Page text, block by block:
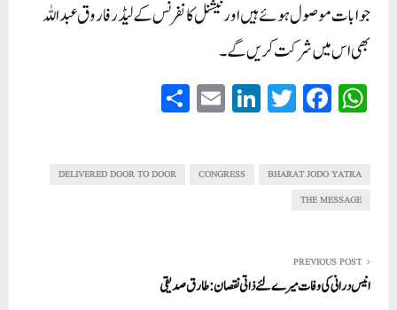
جوابات موصول ہوئے ہیں اور نیشنل کانفرنس کے لیڈر فاروق عبداللہ
بھی اس میں شرکت کریں گے ۔
W
ha
A
pp
Fa
ce
ok
T
wi
Li
nk
In
E
m
BHARAT JODO YATRA
CONGRESS
DELIVERED DOOR TO DOOR
THE MESSAGE
PREVIOUS POST
انیس درانی کی وفات میرے لئے ذاتی نقصان: طارق صدیقی